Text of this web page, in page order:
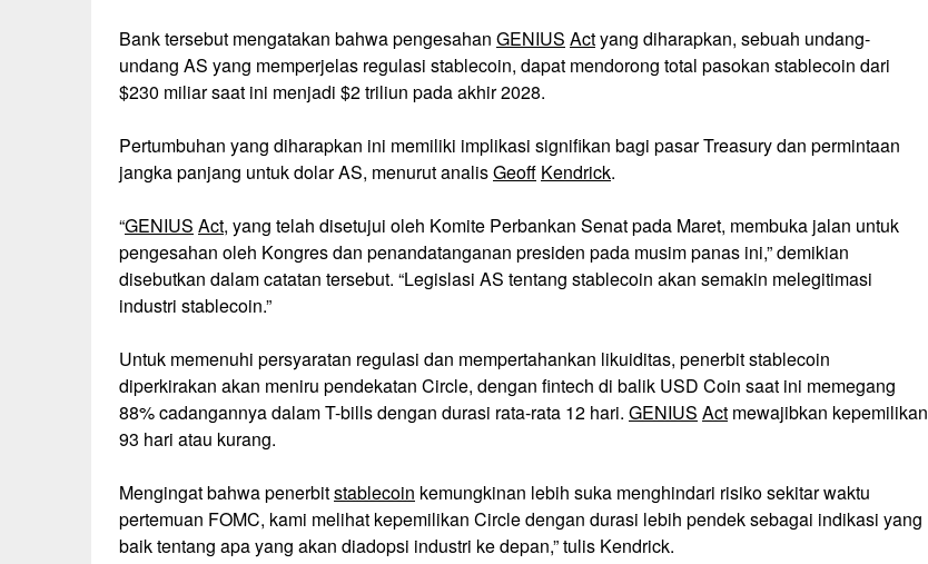
Bank tersebut mengatakan bahwa pengesahan GENIUS Actyang diharapkan, sebuah undang-
undang AS yang memperjelas regulasi stablecoin, dapat mendorong total pasokan stablecoin dari
$230 miliar saat ini menjadi $2 triliun pada akhir 2028.
Pertumbuhan yang diharapkan ini memiliki implikasi signifikan bagi pasar Treasury dan permintaan
jangka panjang untuk dolar AS, menurut analisGeoff Kendrick.
“GENIUS Act, yang telah disetujui oleh Komite Perbankan Senat pada Maret, membuka jalan untuk
pengesahan oleh Kongres dan penandatanganan presiden pada musim panas ini,” demikian
disebutkan dalam catatan tersebut. “Legislasi AS tentang stablecoin akan semakin melegitimasi
industri stablecoin.”
Untuk memenuhi persyaratan regulasi dan mempertahankan likuiditas, penerbit stablecoin
diperkirakan akan meniru pendekatan Circle, dengan fintech di balik USD Coin saat ini memegang
88% cadangannya dalam T-bills dengan durasi rata-rata 12 hari. GENIUS Act mewajibkan kepemilikan
93 hari atau kurang.
Mengingat bahwa penerbitstablecoin kemungkinan lebih suka menghindari risiko sekitar waktu
pertemuan FOMC, kami melihat kepemilikan Circle dengan durasi lebih pendek sebagai indikasi yang
baik tentang apa yang akan diadopsi industri ke depan,” tulis Kendrick.